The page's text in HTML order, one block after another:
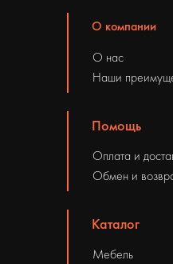
О компании
О нас
Наши
Помощь
Оплата и
Обмен и
Каталог
Мебель